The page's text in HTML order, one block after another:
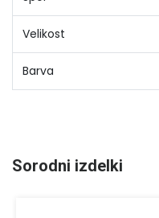
Velikost
Barva
Sorodni izdelki